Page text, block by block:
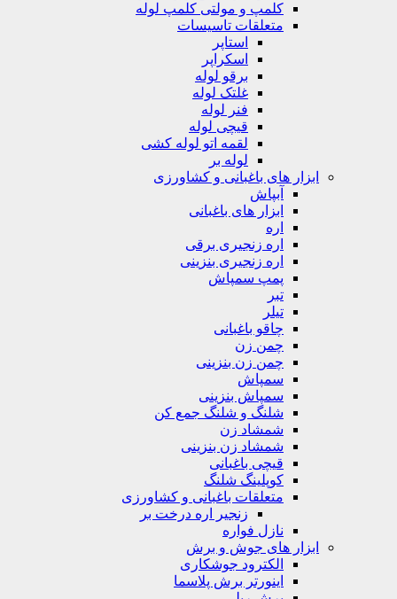
کلمپ و مولتی کلمپ لوله
متعلقات تاسیسات
برقو لوله
غلتک لوله
قیچی لوله
لقمه اتو لوله کشی
ابزار های باغبانی و کشاورزی
ابزار های باغبانی
اره زنجیری برقی
اره زنجیری بنزینی
پمپ سمپاش
چاقو باغبانی
چمن زن بنزینی
سمپاش بنزینی
شلنگ و شلنگ جمع کن
شمشاد زن
شمشاد زن بنزینی
قیچی باغبانی
کوپلینگ شلنگ
متعلقات باغبانی و کشاورزی
زنجیر اره درخت بر
نازل فواره
ابزار های جوش و برش
الکترود جوشکاری
اینورتر برش پلاسما